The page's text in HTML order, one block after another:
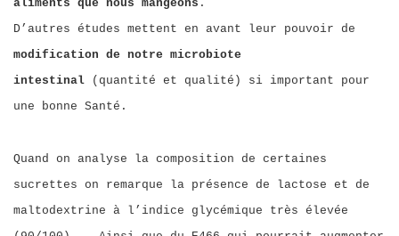
aliments que nous mangeons .
D’autres études mettent en avant leur pouvoir de
modification de notre microbiote
intestinal (quantité et qualité) si important pour
une bonne Santé.
Quand on analyse la composition de certaines
sucrettes on remarque la présence de lactose et de
maltodextrine à l’indice glycémique très élevée